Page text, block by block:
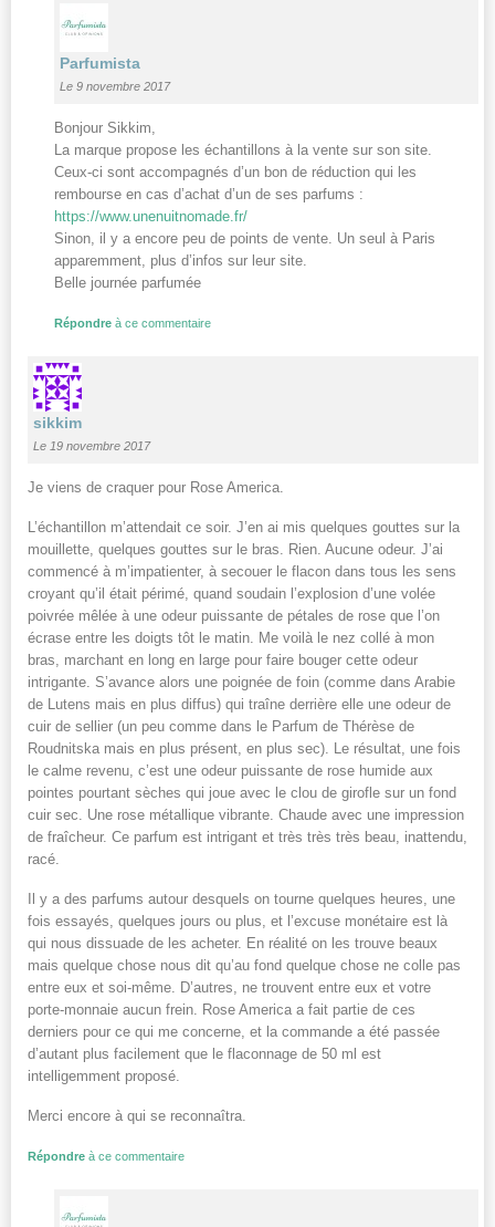
Parfumista
Le 9 novembre 2017
Bonjour Sikkim,
La marque propose les échantillons à la vente sur son site.
Ceux-ci sont accompagnés d’un bon de réduction qui les
rembourse en cas d’achat d’un de ses parfums :
https://www.unenuitnomade.fr/
Sinon, il y a encore peu de points de vente. Un seul à Paris
apparemment, plus d’infos sur leur site.
Belle journée parfumée
Répondre à ce commentaire
sikkim
Le 19 novembre 2017
Je viens de craquer pour Rose America.
L’échantillon m’attendait ce soir. J’en ai mis quelques gouttes sur la
mouillette, quelques gouttes sur le bras. Rien. Aucune odeur. J’ai
commencé à m’impatienter, à secouer le flacon dans tous les sens
croyant qu’il était périmé, quand soudain l’explosion d’une volée
poivrée mêlée à une odeur puissante de pétales de rose que l’on
écrase entre les doigts tôt le matin. Me voilà le nez collé à mon
bras, marchant en long en large pour faire bouger cette odeur
intrigante. S’avance alors une poignée de foin (comme dans Arabie
de Lutens mais en plus diffus) qui traîne derrière elle une odeur de
cuir de sellier (un peu comme dans le Parfum de Thérèse de
Roudnitska mais en plus présent, en plus sec). Le résultat, une fois
le calme revenu, c’est une odeur puissante de rose humide aux
pointes pourtant sèches qui joue avec le clou de girofle sur un fond
cuir sec. Une rose métallique vibrante. Chaude avec une impression
de fraîcheur. Ce parfum est intrigant et très très très beau, inattendu,
racé.
Il y a des parfums autour desquels on tourne quelques heures, une
fois essayés, quelques jours ou plus, et l’excuse monétaire est là
qui nous dissuade de les acheter. En réalité on les trouve beaux
mais quelque chose nous dit qu’au fond quelque chose ne colle pas
entre eux et soi-même. D’autres, ne trouvent entre eux et votre
porte-monnaie aucun frein. Rose America a fait partie de ces
derniers pour ce qui me concerne, et la commande a été passée
d’autant plus facilement que le flaconnage de 50 ml est
intelligemment proposé.
Merci encore à qui se reconnaîtra.
Répondre à ce commentaire